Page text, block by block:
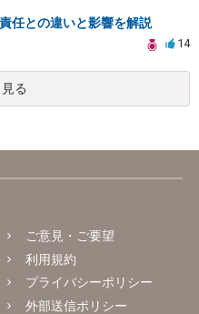
任との違いと影響を解説
14
る
ご意見・ご要望
利用規約
プライバシーポリシー
外部送信ポリシー